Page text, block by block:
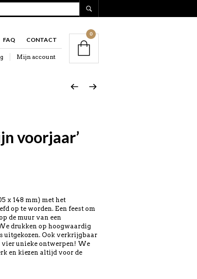
FAQ CONTACT
Mijn account
0
voorjaar’
x 148 mm) met het
op te worden. Een feest om
de muur van een
drukken op hoogwaardig
uitgekozen. Ook verkrijgbaar
unieke ontwerpen! We
en kiezen altijd voor de